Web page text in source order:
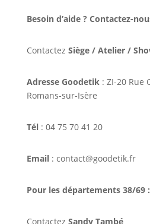
Besoin d’aide ? Contactez-
Contactez Siège / Atelier /
Adresse Goodetik: ZI-20 Rue
Romans-sur-Isère
Tél: 04 75 70 41 20
Email: contact@goodetik.fr
Pour les départements 38/69 :
Contactez Sandy També